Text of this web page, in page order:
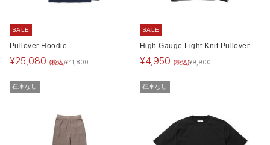
SALE
Pullover Hoodie
¥25,080 (税込)¥41,800
SALE
High Gauge Light Knit Pullover
¥4,950 (税込)¥9,900
在庫なし 在庫なし